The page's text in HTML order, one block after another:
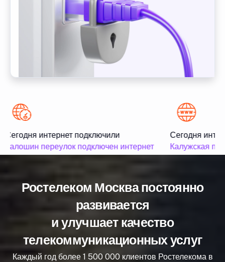
Сегодня интернет подключили
Калошин переулок подключен интернет
Сегодня
Калужская
Ростелеком Москва постоянно
развивается
и улучшает качество
телекоммуникационных услуг
Каждый год более 1 500 000 клиентов Ростелекома в